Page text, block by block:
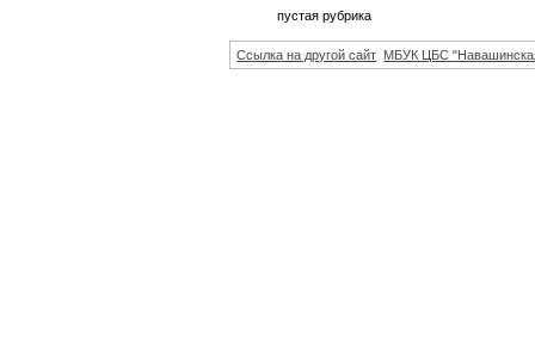
пустая рубрика
Ссылка на другой сайт МБУК ЦБС